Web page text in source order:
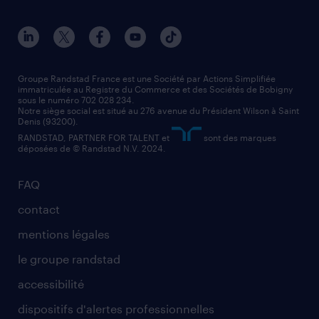
manutentionnaire
assistant administratif
comptable
contact entreprise
faq intérim / recrutement
nos agences par ville
nos agences par région
nos cabinets de recrutement
FAQ
contact
mentions légales
le groupe randstad
accessibilité
dispositifs d'alertes professionnelles
Groupe Randstad France est une Société par Actions Simplifiée
immatriculée au Registre du Commerce et des Sociétés de Bobigny
sous le numéro 702 028 234.
Notre siège social est situé au 276 avenue du Président Wilson à Saint
Denis (93200).
RANDSTAD, PARTNER FOR TALENT et
sont des marques
déposées de © Randstad N.V. 2024.